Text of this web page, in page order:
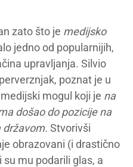
zato što je medijsko
jedno od popularnijih,
upravljanja. Silvio
poznat je u
mogul koji je na
došao do pozicije na
državom. Stvorivši
obrazovani (i drastično
mu podarili glas, a